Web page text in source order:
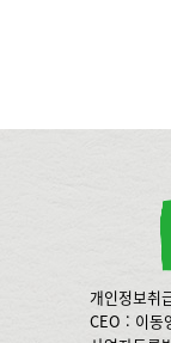
개인정보취
CEO : 이동